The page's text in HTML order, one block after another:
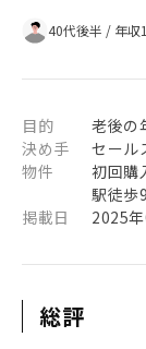
40代後半 / 年収
目的
老後の
決め手
セール
物件
初回購
駅徒歩
掲載日
2025
総評